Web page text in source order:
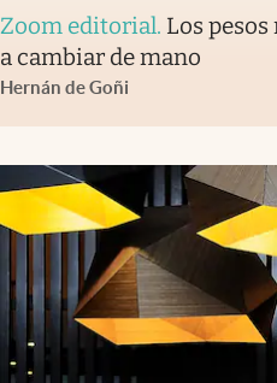
Zoom editorial. Los
a cambiar de mano
Hernán de Goñi